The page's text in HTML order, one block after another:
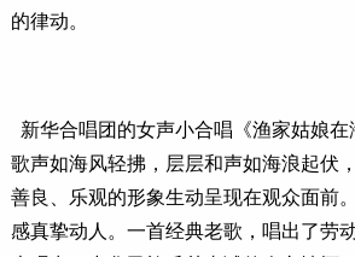
的律动。
新华合唱团的女声小合唱《渔家姑娘
歌声如海风轻拂，层层和声如海浪起伏
善良、乐观的形象生动呈现在观众面前
感真挚动人。一首经典老歌，唱出了劳